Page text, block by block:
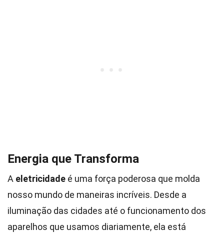
Energia que Transforma
A eletricidade é uma força poderosa que molda
nosso mundo de maneiras incríveis. Desde a
iluminação das cidades até o funcionamento dos
aparelhos que usamos diariamente, ela está